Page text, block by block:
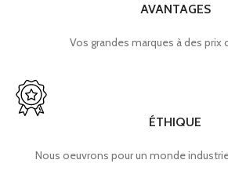
AVANTAGES
Vos grandes marques à des
ÉTHIQUE
Nous oeuvrons pour un monde